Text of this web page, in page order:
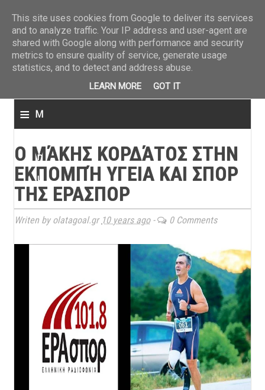
≡ M
n
u
Ο ΜΆΚΗΣ ΚΟΡΔΆΤΟΣ ΣΤΗΝ
ΕΚΠΟΜΠΉ ΥΓΕΙΑ ΚΑΙ ΣΠΟΡ
ΤΗΣ ΕΡΑΣΠΟΡ
Writen by olatagoal.gr 10 years ago- 0 Comments
This site uses cookies from Google to deliver its services
and to analyze traffic. Your IP address and user-agent are
shared with Google along with performance and security
metrics to ensure quality of service, generate usage
statistics, and to detect and address abuse.
LEARN MORE GOT IT